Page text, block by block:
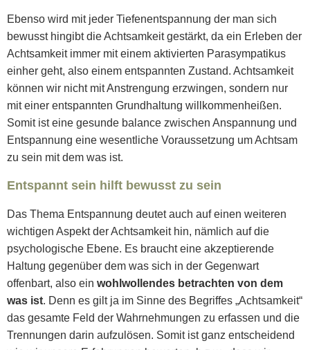
Ebenso wird mit jeder Tiefenentspannung der man sich
bewusst hingibt die Achtsamkeit gestärkt, da ein Erleben der
Achtsamkeit immer mit einem aktivierten Parasympatikus
einher geht, also einem entspannten Zustand. Achtsamkeit
können wir nicht mit Anstrengung erzwingen, sondern nur
mit einer entspannten Grundhaltung willkommenheißen.
Somit ist eine gesunde balance zwischen Anspannung und
Entspannung eine wesentliche Voraussetzung um Achtsam
zu sein mit dem was ist.
Entspannt sein hilft bewusst zu sein
Das Thema Entspannung deutet auch auf einen weiteren
wichtigen Aspekt der Achtsamkeit hin, nämlich auf die
psychologische Ebene. Es braucht eine akzeptierende
Haltung gegenüber dem was sich in der Gegenwart
offenbart, also ein wohlwollendes betrachten von dem
was ist. Denn es gilt ja im Sinne des Begriffes „Achtsamkeit“
das gesamte Feld der Wahrnehmungen zu erfassen und die
Trennungen darin aufzulösen. Somit ist ganz entscheidend